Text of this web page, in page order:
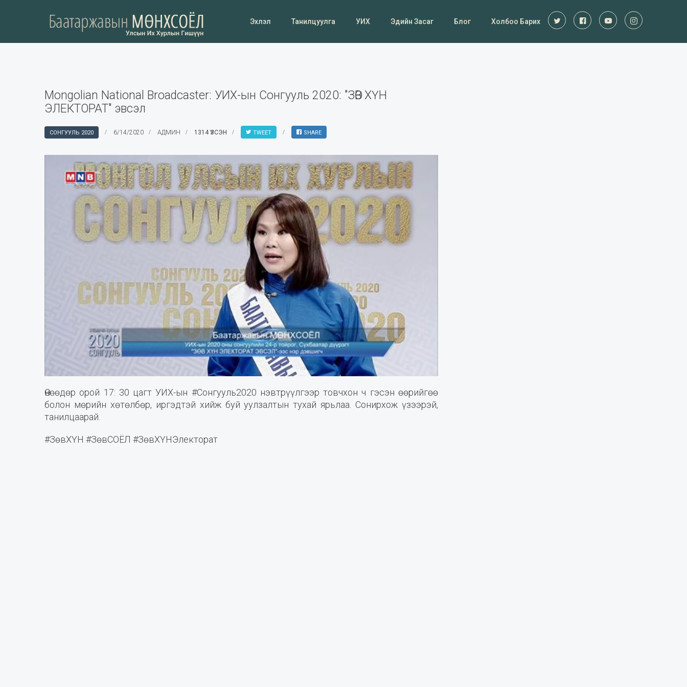
Эхлэл Танилцуулга УИХ Эдийн Засаг Блог Холбоо Барих
Mongolian National Broadcaster: УИХ-ын Сонгууль 2020: "ЗӨВ ХҮН
ЭЛЕКТОРАТ" эвсэл
СОНГУУЛЬ 2020 6/14/2020 АДМИН 1314 ҮЗСЭН TWEET SHARE
Өнөөдөр орой 17: 30 цагт УИХ-ын #Сонгууль2020 нэвтрүүлгээр товчхон ч гэсэн өөрийгөө
болон мөрийн хөтөлбөр, иргэдтэй хийж буй уулзалтын тухай ярьлаа. Сонирхож үзээрэй,
танилцаарай.
#ЗөвХҮН #ЗөвСОЁЛ #ЗөвХҮНЭлекторат